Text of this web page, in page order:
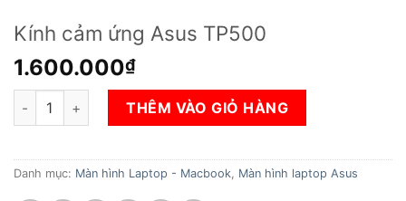
Kính cảm ứng Asus TP500
1.600.000₫
Kính cảm ứng Asus TP500 số lượng
THÊM VÀO GIỎ HÀNG
Danh mục: Màn hình Laptop - Macbook, Màn hình laptop Asus